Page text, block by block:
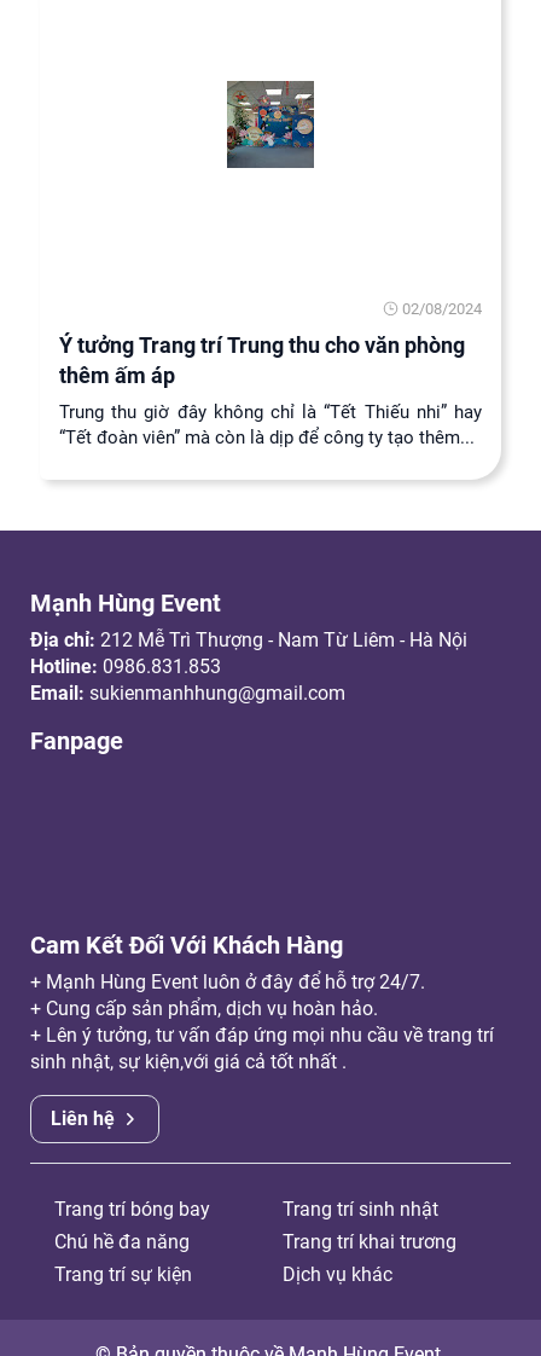
02/08/2024
Ý tưởng Trang trí Trung thu cho văn phòng
thêm ấm áp
Trung thu giờ đây không chỉ là “Tết Thiếu nhi” hay
“Tết đoàn viên” mà còn là dịp để công ty tạo thêm...
Mạnh Hùng Event
Địa chỉ: 212 Mễ Trì Thượng - Nam Từ Liêm - Hà Nội
Hotline: 0986.831.853
Email: sukienmanhhung@gmail.com
Fanpage
Cam Kết Đối Với Khách Hàng
+ Mạnh Hùng Event luôn ở đây để hỗ trợ 24/7.
+ Cung cấp sản phẩm, dịch vụ hoàn hảo.
+ Lên ý tưởng, tư vấn đáp ứng mọi nhu cầu về trang trí
sinh nhật, sự kiện,với giá cả tốt nhất .
Liên hệ
Trang trí bóng bay
Trang trí sinh nhật
Chú hề đa năng
Trang trí khai trương
Trang trí sự kiện
Dịch vụ khác